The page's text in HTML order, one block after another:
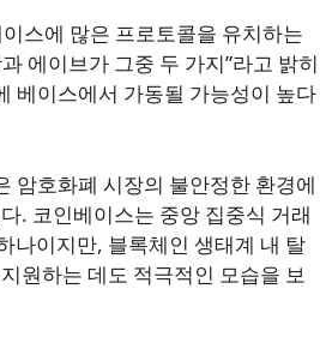
스에 많은 프로토콜을 유치하는
에이브가 그중 두 가지”라고 밝히
베이스에서 가동될 가능성이 높다
암호화폐 시장의 불안정한 환경에
. 코인베이스는 중앙 집중식 거래
나이지만, 블록체인 생태계 내 탈
원하는 데도 적극적인 모습을 보